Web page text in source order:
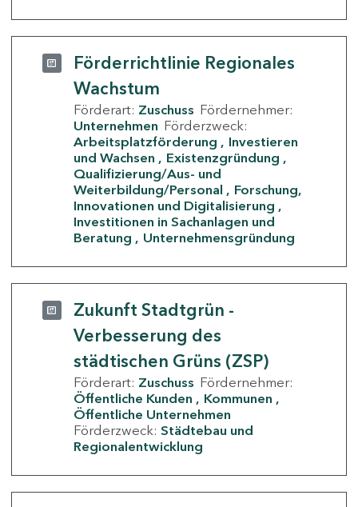
Förderrichtlinie Regionales
Wachstum
Förderart: Zuschuss Fördernehmer:
Unternehmen Förderzweck:
Arbeitsplatzförderung
Investieren
und Wachsen
Existenzgründung
Qualifizierung/Aus- und
Weiterbildung/Personal
Forschung,
Innovationen und Digitalisierung
Investitionen in Sachanlagen und
Beratung
Unternehmensgründung
Zukunft Stadtgrün -
Verbesserung des
städtischen Grüns (ZSP)
Förderart: Zuschuss Fördernehmer:
Öffentliche Kunden
Kommunen
Öffentliche Unternehmen
Förderzweck: Städtebau und
Regionalentwicklung